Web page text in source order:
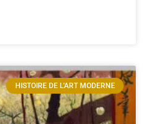
HISTOIRE DE L'ART MODERNE